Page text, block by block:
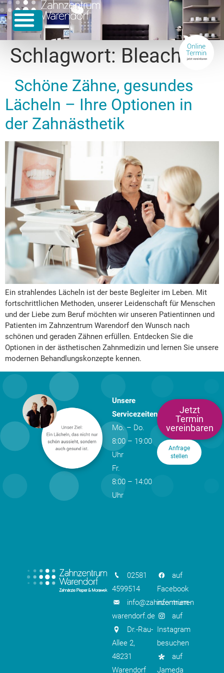
Schlagwort: Bleaching
Schöne Zähne, gesundes
Lächeln – Ihre Optionen in
der Zahnästhetik
Ein strahlendes Lächeln ist der beste Begleiter im Leben. Mit
fortschrittlichen Methoden, unserer Leidenschaft für Menschen
und der Liebe zum Beruf möchten wir unseren Patientinnen und
Patienten im Zahnzentrum Warendorf den Wunsch nach
schönen und geraden Zähnen erfüllen. Entdecken Sie die
Optionen in der ästhetischen Zahnmedizin und lernen Sie unsere
modernen Behandlungskonzepte kennen.
Unsere
Servicezeiten
Mo. – Do.
8:00 – 19:00
Uhr
Fr.
8:00 – 14:00
Uhr
Jetzt
Termin
vereinbaren
Anfrage
stellen
02581
4599514
info@zahnzentrum-
warendorf.de
Dr.-Rau-
Allee 2,
48231
Warendorf
auf
Facebook
informieren
auf
Instagram
besuchen
auf
Jameda